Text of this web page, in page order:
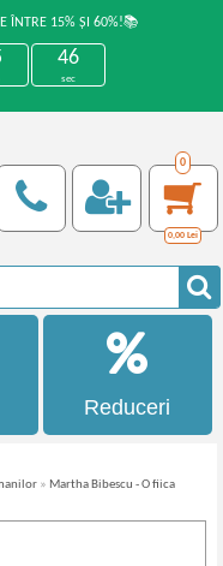
ÎNTRE 15% ȘI 60%!📚
46
sec
0
0,00 Lei
Reduceri
» Martha Bibescu - O fiica